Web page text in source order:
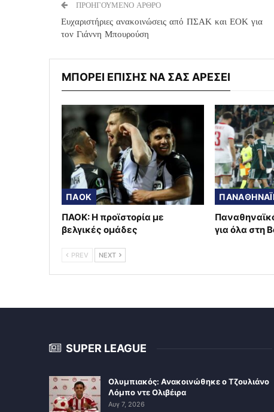
ΠΡΟΗΓΟΥΜΕΝΟ ΑΡΘΡΟ
Ευχαριστήριες ανακοινώσεις από ΠΣΑΚ και ΕΟΚ για
τον Γιάννη Μπουρούση
ΜΠΟΡΕΙ ΕΠΙΣΗΣ ΝΑ ΣΑΣ ΑΡΕΣΕΙ
ΠΑΟΚ
ΠΑΟΚ: Η προϊστορία με
βελγικές ομάδες
για όλα στη
PREV NEXT
SUPER LEAGUE
Ολυμπιακός: Ανακοινώθηκε ο Τζουλιάνο
Λόμπο ντε Ολιβέιρα
Αυγ 7, 2026